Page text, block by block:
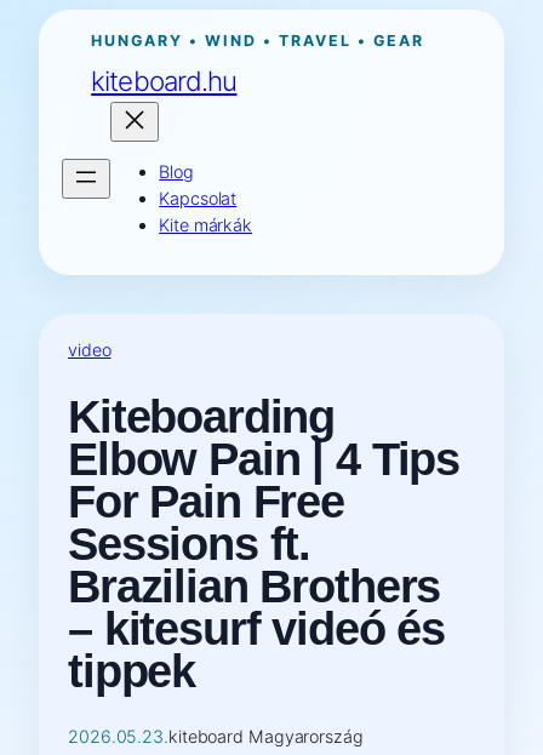
Ugrás
tartalomhoz
HUNGARY • WIND • TRAVEL • GEAR
kiteboard.hu
Blog
Kapcsolat
Kite márkák
video
Kiteboarding
Elbow Pain | 4 Tips
For Pain Free
Sessions ft.
Brazilian Brothers
– kitesurf videó és
tippek
2026.05.23.kiteboard Magyarország